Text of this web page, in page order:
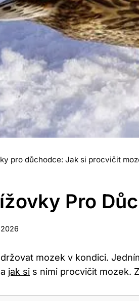
pro důchodce: Jak si procvičit
Pro
mozek v kondici.
jak si s nimi procvičit mozek.